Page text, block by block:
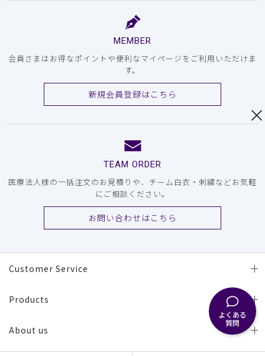
よくある
質問
MEMBER
会員さまはお得なポイントや便利なマイページをご利用いただけま
す。
新規会員登録はこちら
TEAM ORDER
医療法人様の一括注文のお見積りや、チーム白衣・刺繍などお気軽
にご相談ください。
お問い合わせはこちら
Customer Service
Products
About us